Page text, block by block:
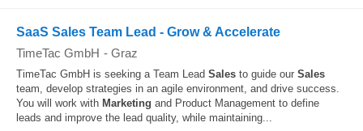
SaaS Sales Team Lead - Grow & Accelerate
TimeTac GmbH - Graz
TimeTac GmbH is seeking a Team Lead Sales to guide our Sales
team, develop strategies in an agile environment, and drive success.
You will work with Marketing and Product Management to define
leads and improve the lead quality, while maintaining...